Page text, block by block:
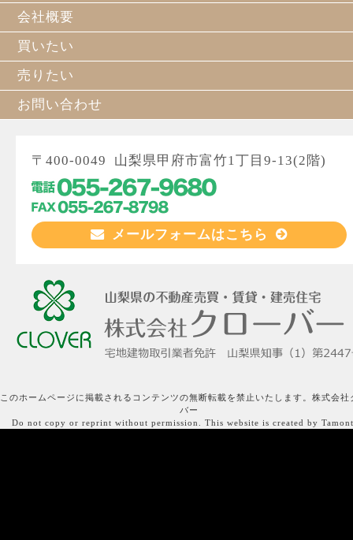
会社概要
買いたい
売りたい
お問い合わせ
〒400-0049 山梨県甲府市富竹1丁目9-13(2階)
メールフォームはこちら
このホームページに掲載されるコンテンツの無断転載を禁止いたします。株式会社
バー
Do not copy or reprint without permission. This website is created by